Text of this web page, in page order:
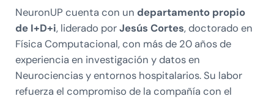
NeuronUP cuenta con un departamento propio
de I+D+i, liderado porJesús Cortes, doctorado en
Física Computacional, con más de 20 años de
experiencia en investigación y datos en
Neurociencias y entornos hospitalarios. Su labor
refuerza el compromiso de la compañía con el